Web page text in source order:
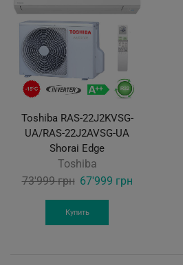
Toshiba RAS-22J2KVSG-
UA/RAS-22J2AVSG-UA
Shorai Edge
Toshiba
73'999грн Original
price
was:
67'999 грнCurrent
Купить